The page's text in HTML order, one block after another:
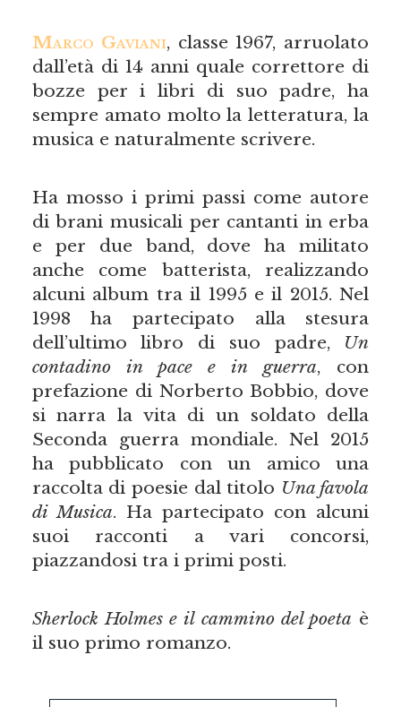
Marco Gaviani, classe 1967, arruolato
dall’età di 14 anni quale correttore di
bozze per i libri di suo padre, ha
sempre amato molto la letteratura, la
musica e naturalmente scrivere.
Ha mosso i primi passi come autore
di brani musicali per cantanti in erba
e per due band, dove ha militato
anche come batterista, realizzando
alcuni album tra il 1995 e il 2015. Nel
1998 ha partecipato alla stesura
dell’ultimo libro di suo padre, Un
contadino in pace e in guerra, con
prefazione di Norberto Bobbio, dove
si narra la vita di un soldato della
Seconda guerra mondiale. Nel 2015
ha pubblicato con un amico una
raccolta di poesie dal titolo Una favola
di Musica. Ha partecipato con alcuni
suoi racconti a vari concorsi,
piazzandosi tra i primi posti.
Sherlock Holmes e il cammino del poeta è
il suo primo romanzo.